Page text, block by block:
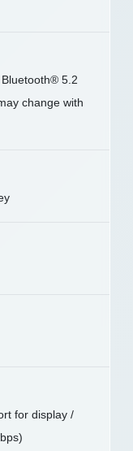
5.2
change with
for display /